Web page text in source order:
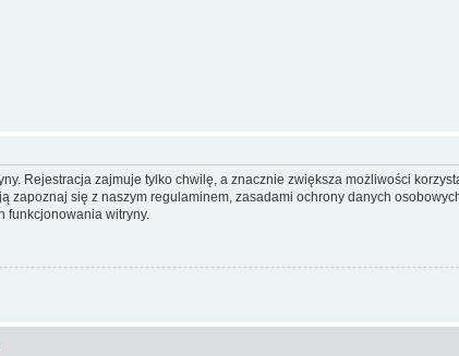
Rejestracja zajmuje tylko chwilę, a znacznie zwiększa możliwości
się z naszym regulaminem, zasadami ochrony danych
funkcjonowania witryny.